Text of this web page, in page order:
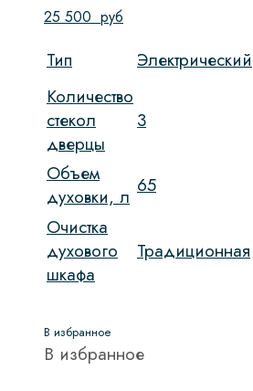
25 500 руб
Тип
Электрический
Количество
стекол
дверцы
3
Объем
духовки, л 65
Очистка
духового
шкафа
Традиционная
В избранное
В избранное